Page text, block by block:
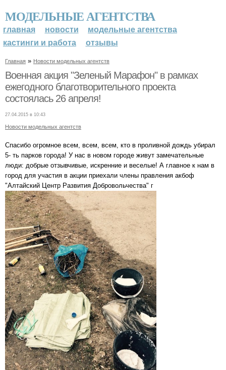
МОДЕЛЬНЫЕ АГЕНТСТВА
главная новости
модельные агентства
кастинги и работа
отзывы
Главная » Новости модельных агентств
Военная акция "Зеленый Марафон" в рамках
ежегодного благотворительного проекта
состоялась 26 апреля!
27.04.2015 в 10:43
Новости модельных агентств
Спасибо огромное всем, всем, всем, кто в проливной дождь убирал
5- ть парков города! У нас в новом городе живут замечательные
люди: добрые отзывчивые, искренние и веселые! А главное к нам в
город для участия в акции приехали члены правления акбоф
"Алтайский Центр Развития Добровольчества" г